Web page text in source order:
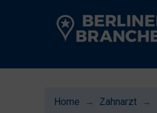
Home Zahnarzt